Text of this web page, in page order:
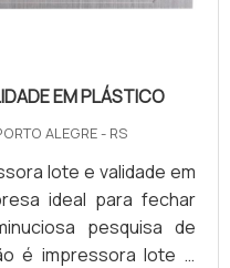
EM PLÁSTICO
ALEGRE - RS
lote e validade em
ideal para fechar
pesquisa de
é impressora lote e